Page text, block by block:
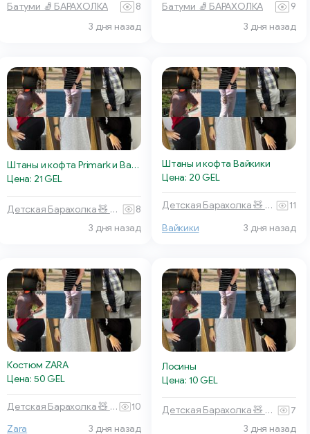
Батуми 🧦 БАРАХОЛКА
8
3 дня назад
Батуми 🧦 БАРАХОЛКА
9
3 дня назад
Штаны и кофта Primark и Вайкики
Цена: 21 GEL
Детская Барахолка 🧸 Батуми
8
3 дня назад
Штаны и кофта Вайкики
Цена: 20 GEL
Детская Барахолка 🧸 Батуми
11
Вайкики
3 дня назад
Костюм ZARA
Цена: 50 GEL
Детская Барахолка 🧸 Батуми
10
Zara
3 дня назад
Лосины
Цена: 10 GEL
Детская Барахолка 🧸 Батуми
7
3 дня назад